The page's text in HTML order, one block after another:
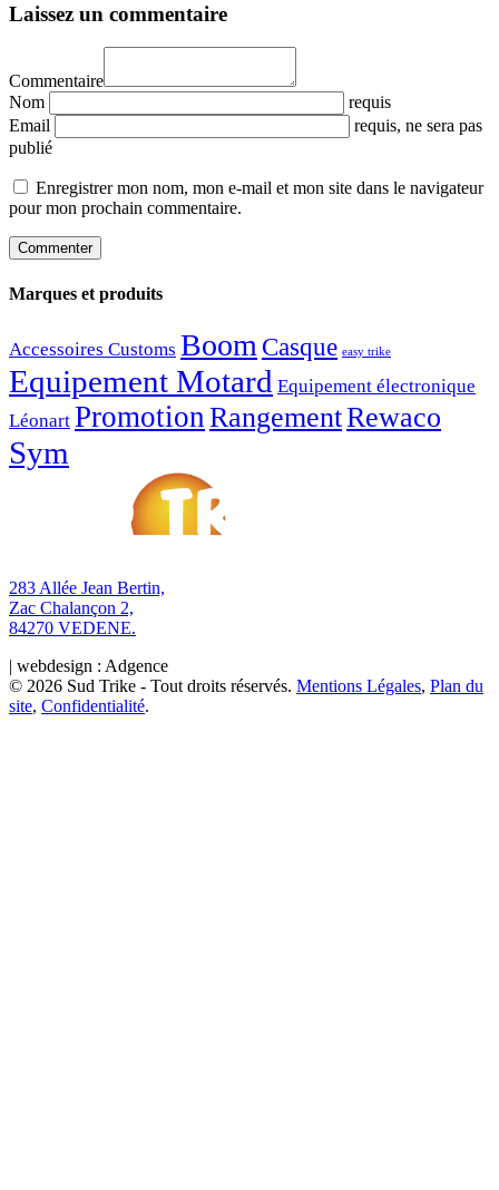
Laissez un commentaire
Commentaire
Nom
requis
Email
requis, ne sera pas
publié
Enregistrer mon nom, mon e-mail et mon site dans le navigateur
pour mon prochain commentaire.
Marques et produits
Accessoires Customs Boom Casque easy trike
Equipement Motard Equipement électronique
Léonart Promotion RangementRewaco
Sym
283 Allée Jean Bertin,
Zac Chalançon 2,
84270 VEDENE.
| webdesign : Adgence
© 2026 Sud Trike - Tout droits réservés. Mentions Légales, Plan du
site, Confidentialité.